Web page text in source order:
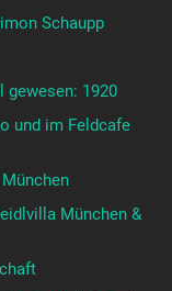
Schaupp
gewesen: 1920
und im Feldcafe
München &